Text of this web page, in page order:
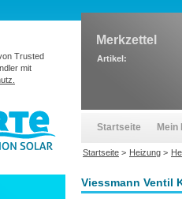
Viessmann Ventil
Trusted
mit
Merkzettel
Artikel:
Startseite Mein
Startseite > Heizung >